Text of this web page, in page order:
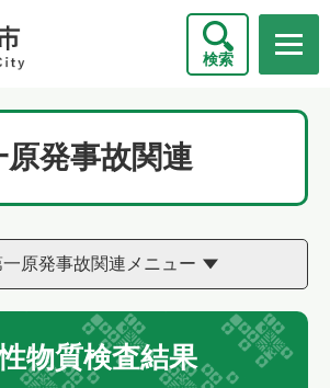
検索
発事故関連
原発事故関連メニュー
物質検査結果